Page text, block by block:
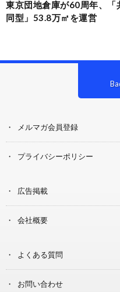
東京団地倉庫が60周年、「
同型」53.8万㎡を運営
メルマガ会員登録
プライバシーポリシー
広告掲載
会社概要
よくある質問
お問い合わせ